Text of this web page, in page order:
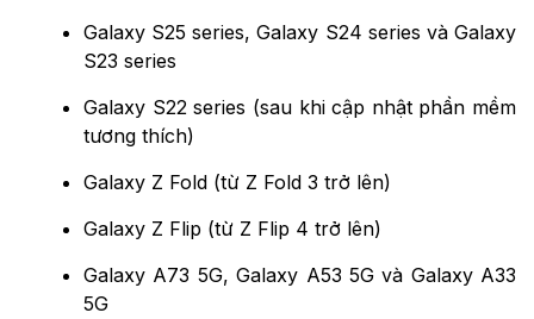
Galaxy S25 series, Galaxy S24 series và Galaxy
S23 series
Galaxy S22 series (sau khi cập nhật phần mềm
tương thích)
Galaxy Z Fold (từ Z Fold 3 trở lên)
Galaxy Z Flip (từ Z Flip 4 trở lên)
Galaxy A73 5G, Galaxy A53 5G và Galaxy A33
5G